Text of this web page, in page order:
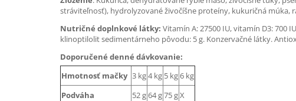
stráviteľnosť), hydrolyzované živočíšne proteíny, kukuričná múka,
Nutričné doplnkové látky: Vitamín A: 27500 IU, vitamín D3: 700
klinoptilolit sedimentárneho pôvodu: 5 g. Konzervačné látky.
Doporučené denné dávkovanie:
Hmotnosť mačky 3 kg4 kg 5 kg6 kg
Podváha
52 g64 g75 gX